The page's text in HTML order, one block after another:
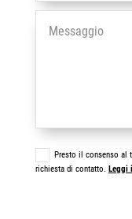
Presto il consenso al
richiesta di contatto. Leggi